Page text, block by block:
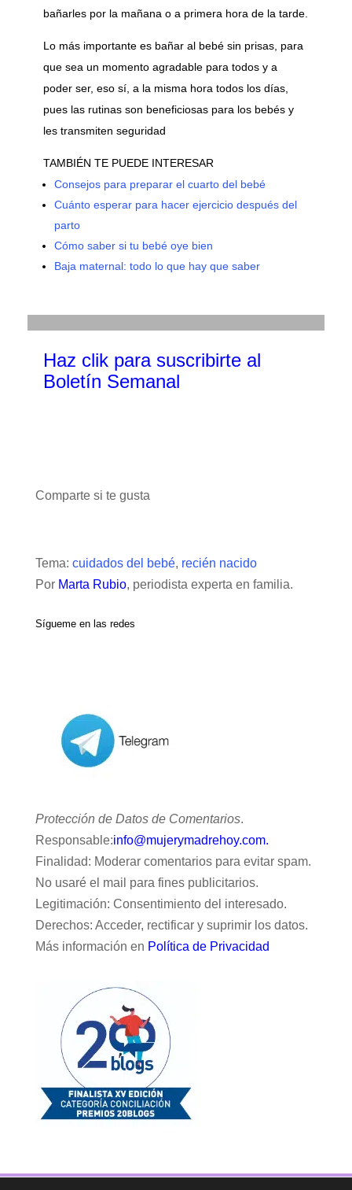
bañarles por la mañana o a primera hora de la tarde.
Lo más importante es bañar al bebé sin prisas, para
que sea un momento agradable para todos y a
poder ser, eso sí, a la misma hora todos los días,
pues las rutinas son beneficiosas para los bebés y
les transmiten seguridad
TAMBIÉN TE PUEDE INTERESAR
Consejos para preparar el cuarto del bebé
Cuánto esperar para hacer ejercicio después del
parto
Cómo saber si tu bebé oye bien
Baja maternal: todo lo que hay que saber
Haz clik para suscribirte al
Boletín Semanal
Comparte si te gusta
Tema: cuidados del bebé, recién nacido
Por Marta Rubio, periodista experta en familia.
Sígueme en las redes
Protección de Datos de Comentarios.
Responsable:info@mujerymadrehoy.com.
Finalidad: Moderar comentarios para evitar spam.
No usaré el mail para fines publicitarios.
Legitimación: Consentimiento del interesado.
Derechos: Acceder, rectificar y suprimir los datos.
Más información en Política de Privacidad